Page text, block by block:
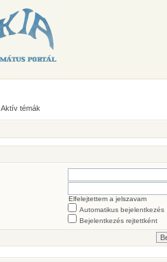
Aktív témák
Elfelejtettem a jelszavam
Automatikus bejelentkezés
Bejelentkezés rejtettként